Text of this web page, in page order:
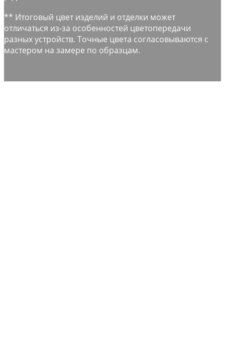
** Итоговый цвет изделий и отделки может
отличаться из-за особенностей цветопередачи
разных устройств. Точные цвета согласовываются с
мастером на замере по образцам.